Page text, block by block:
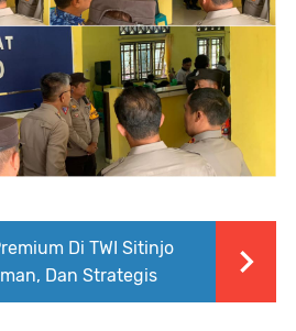
Di TWI Sitinjo
Dan Strategis